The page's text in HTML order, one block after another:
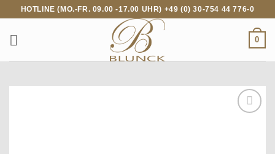
springen
HOTLINE (MO.-FR. 09.00 -17.00 UHR) +49 (0) 30-754 44 776-0
0